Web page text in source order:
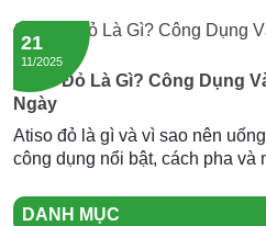
21
11/2025
Atiso Đỏ Là Gì? Công Dụng
Ngày
Atiso đỏ là gì và vì sao nên
công dụng nổi bật, cách pha và
DANH MỤC